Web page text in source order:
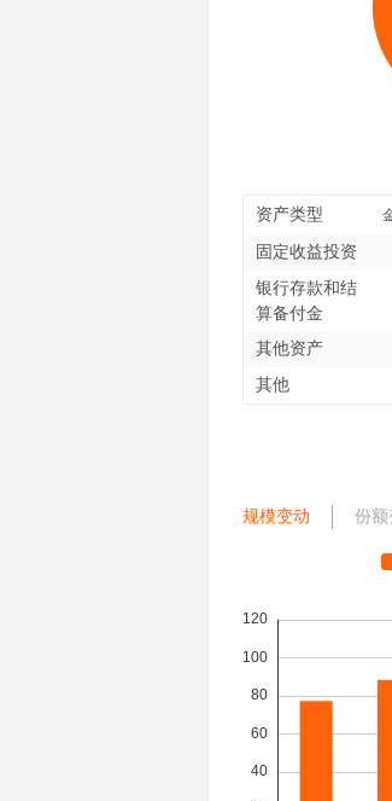
资产类型
固定收益投资
银行存款和结
算备付金
其他资产
其他
规模变动 份额